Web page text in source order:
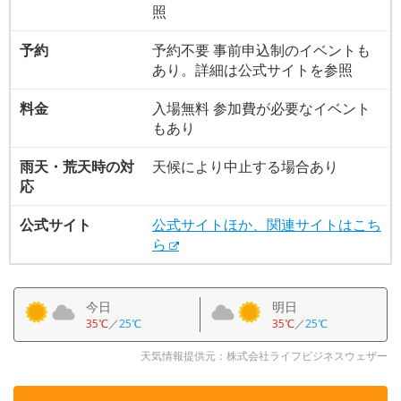
照
予約
予約不要 事前申込制のイベントも
あり。詳細は公式サイトを参照
料金
入場無料 参加費が必要なイベント
もあり
雨天・荒天時の対
応
天候により中止する場合あり
公式サイト
公式サイトほか、関連サイトはこち
ら
今日
35℃／25℃
明日
35℃／25℃
天気情報提供元：株式会社ライフビジネスウェザー